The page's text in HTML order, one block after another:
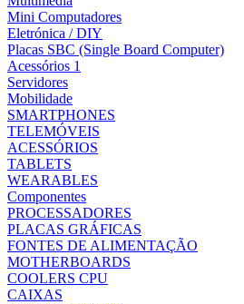
Mini Computadores
Eletrónica / DIY
Placas SBC (Single Board Computer)
Acessórios 1
Servidores
Mobilidade
SMARTPHONES
TELEMÓVEIS
ACESSÓRIOS
TABLETS
WEARABLES
Componentes
PROCESSADORES
PLACAS GRÁFICAS
FONTES DE ALIMENTAÇÃO
MOTHERBOARDS
COOLERS CPU
CAIXAS